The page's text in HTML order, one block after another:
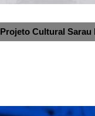
Projeto Cultural